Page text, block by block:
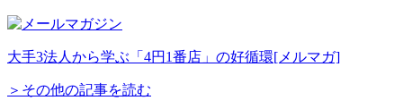
大手3法人から学ぶ「4円1番店」の好循環[メルマガ]
＞その他の記事を読む